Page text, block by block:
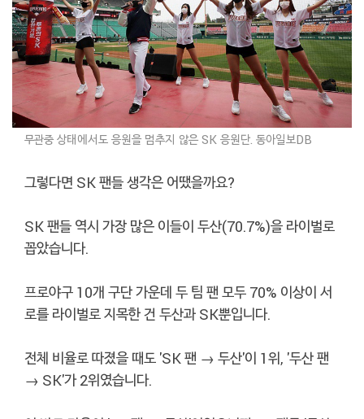
무관중 상태에서도 응원을 멈추지 않은 SK 응원단. 동아일보DB
그렇다면 SK 팬들 생각은 어땠을까요?
SK 팬들 역시 가장 많은 이들이 두산(70.7%)을 라이벌로
꼽았습니다.
프로야구 10개 구단 가운데 두 팀 팬 모두 70% 이상이 서
로를 라이벌로 지목한 건 두산과 SK뿐입니다.
전체 비율로 따졌을 때도 'SK 팬 → 두산'이 1위, '두산 팬
→ SK'가 2위였습니다.